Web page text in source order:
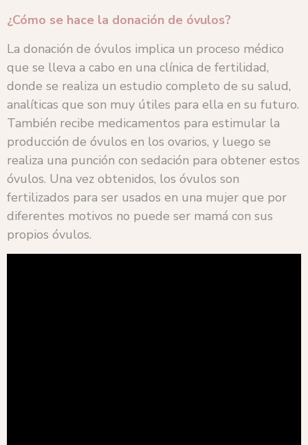
¿Cómo se hace la donación de óvulos?
La donación de óvulos implica un proceso médico
que se lleva a cabo en una clínica de fertilidad,
donde se realiza un estudio completo de su salud,
analíticas que son muy útiles para ella en su futuro.
También recibe medicamentos para estimular la
producción de óvulos en los ovarios, y luego se
realiza una punción con sedación para obtener estos
óvulos. Una vez obtenidos, los óvulos son
fertilizados para ser usados en una mujer que por
diferentes motivos no puede ser mamá con sus
propios óvulos.